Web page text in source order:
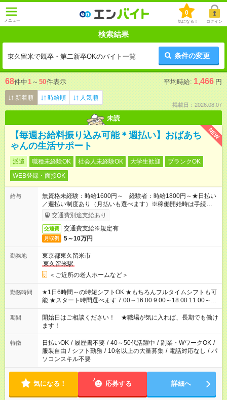
メニュー
0
気になる！ ログイン
検索結果
東久留米で既卒・第二新卒OKのバイト一覧 条件の変更
68件中1 ～ 50件表示 平均時給: 1,466 円
新着順 時給順 人気順
掲載日：2026.08.07
未読
NEW
【毎週お給料振り込み可能＊週払い】おばあち
ゃんの生活サポート
派遣 職種未経験OK 社会人未経験OK 大学生歓迎
ブランクOK
WEB登録・面接OK
給与
無資格未経験：時給1600円～ 経験者：時給1800円～★日払い
／週払い制度あり（月払いも選べます）※稼働開始時は手続き完
了次第のお支払いとなります。
交通費別途支給あり
交通費 交通費支給※規定有
月収例 5～10万円
勤務地
東京都東久留米市
東久留米駅
＜ご近所の老人ホームなど＞
勤務時間
★1日6時間～の時短シフトOK ★もちろんフルタイムシフトも可
能 ★スタート時間選べます 7:00～16:00 9:00～18:00 11:00～
20:00 など 残業なし！ ※Wワークの場合、他のお仕事と合わせ
週40時間超の就業はご案内できません ※法令に基づき、週20時
間以上勤務は社会保険への加入対象となります ※労働者派遣法
（日雇い派遣の原則禁止）により、短時間・短期間の就業はご
案内が難しい場合があります
期間
開始日はご相談ください！ ★職場が気に入れば、長期でも働け
ます！
特徴 日払いOK / 履歴書不要 / 40～50代活躍中 / 副業・WワークOK /
服装自由 / シフト勤務 / 10名以上の大量募集 / 電話対応なし / パ
ソコンスキル不要
気になる！ 応募する 詳細へ